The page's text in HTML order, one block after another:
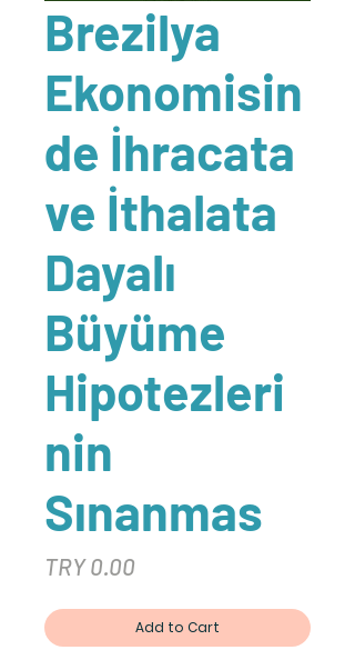
Brezilya
Ekonomisin
de İhracata
ve İthalata
Dayalı
Büyüme
Hipotezleri
nin
Sınanmas
TRY 0.00
Add to Cart